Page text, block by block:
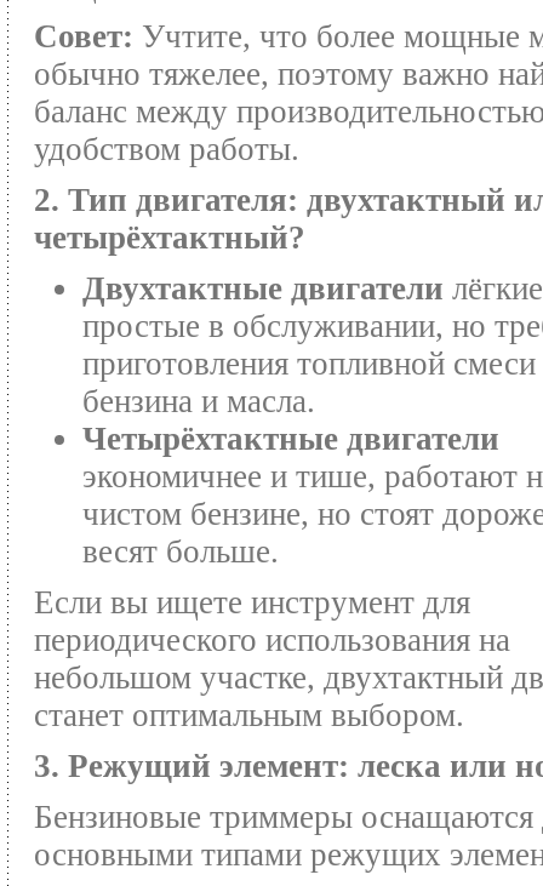
Совет: Учтите, что более мощные
обычно тяжелее, поэтому важно
баланс между
удобством работы.
2. Тип двигателя: двухтактный
четырёхтактный?
Двухтактные двигатели
простые в обслуживании, но
приготовления топливной смеси
бензина и масла.
Четырёхтактные двигатели
экономичнее и тише, работают
чистом бензине, но стоят
весят больше.
Если вы ищете инструмент для
периодического использования на
небольшом участке, двухтактный
станет оптимальным выбором.
3. Режущий элемент: леска или
Бензиновые триммеры оснащаются
основными типами режущих